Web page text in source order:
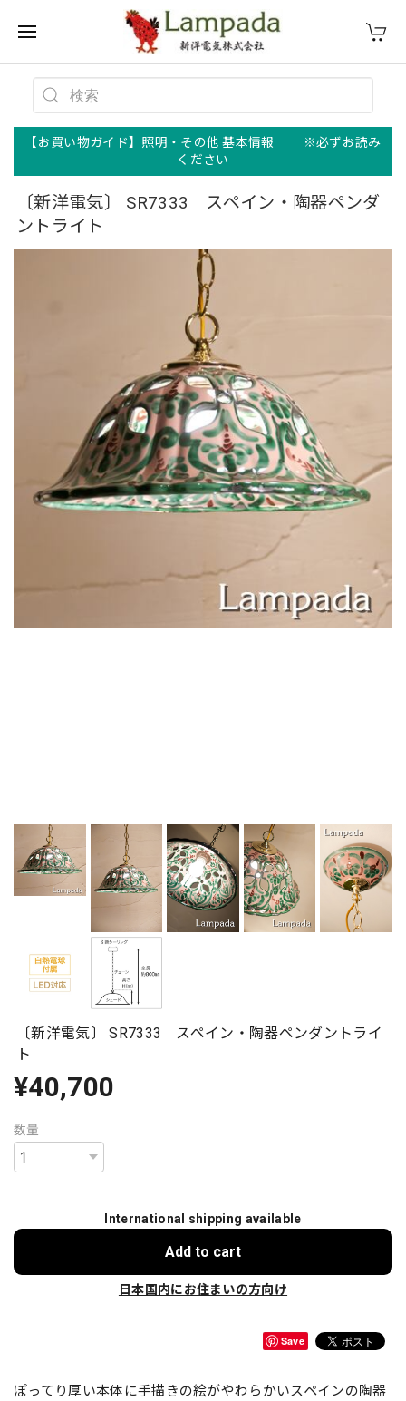
【お買い物ガイド】照明・その他 基本情報 ※必ずお読み
ください
〔新洋電気〕 SR7333 スペイン・陶器ペンダ
ントライト
〔新洋電気〕 SR7333 スペイン・陶器ペンダントライ
ト
¥40,700
数量
International shipping available
Add to cart
日本国内にお住まいの方向け
Save
ぽってり厚い本体に手描きの絵がやわらかいスペインの陶器